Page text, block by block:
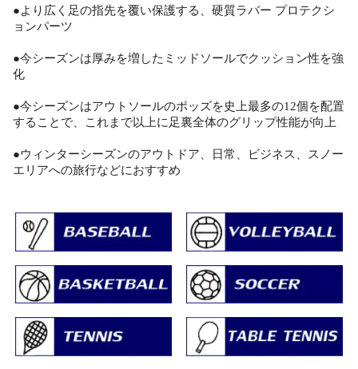
●より広く足の指先を覆い保護する、硬質ラバー プロテクシ
ョンパーツ
●今シーズンは厚みを増したミッドソールでクッション性を強
化
●今シーズンはアウトソールのポッズを史上最多の12個を配置
することで、これまで以上に足裏全体のグリップ性能が向上
●ウィンターシーズンのアウトドア、日常、ビジネス、スノー
エリアへの旅行などにおすすめ